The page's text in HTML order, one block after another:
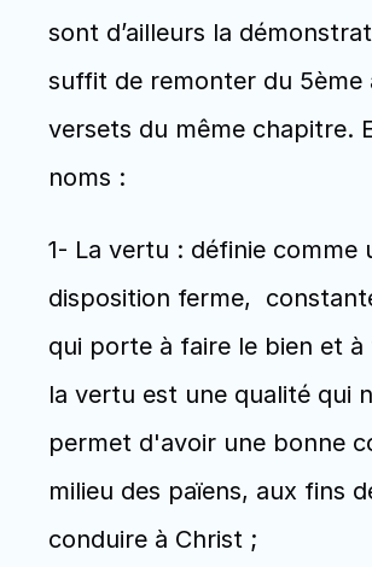
sont d’ailleurs la
suffit de remonter du 5ème
versets du même chapitre.
noms :
1- La vertu : définie comme
disposition ferme,
qui porte à faire le bien et à
la vertu est une qualité qui
permet d'avoir une bonne
milieu des païens, aux fins
conduire à Christ ;